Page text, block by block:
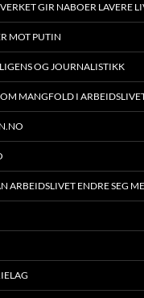
GIR NABOER LAVERE
MOT PUTIN
OG JOURNALISTIKK
MANGFOLD I
ARBEIDSLIVET ENDRE SEG